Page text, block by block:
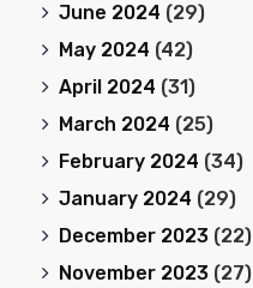
June 2024 (29)
May 2024 (42)
April 2024 (31)
March 2024 (25)
February 2024 (34)
January 2024 (29)
December 2023 (22)
November 2023 (27)